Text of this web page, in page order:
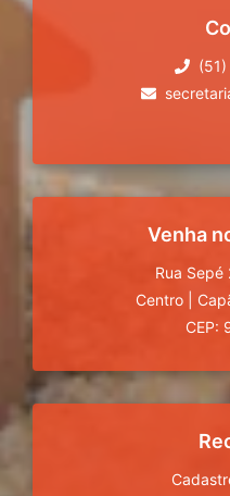
Venha
Rua Sepé
Centro
CEP: